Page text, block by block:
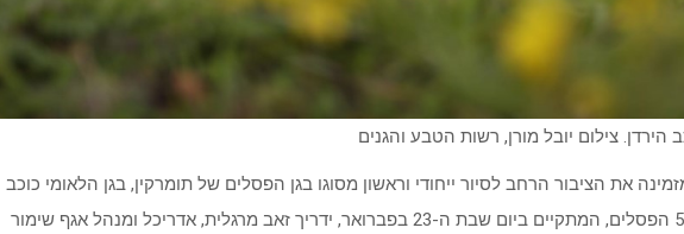
את הציבור הרחב לסיור ייחודי וראשון מסוגו בגן הפסלים של תומרקין, בגן הלאומי כוכב
הירדן. את הסיור בין 50 הפסלים, המתקיים ביום שבת ה-23 בפברואר, ידריך זאב מרגלית, אדריכל ומנהל אגף שימור